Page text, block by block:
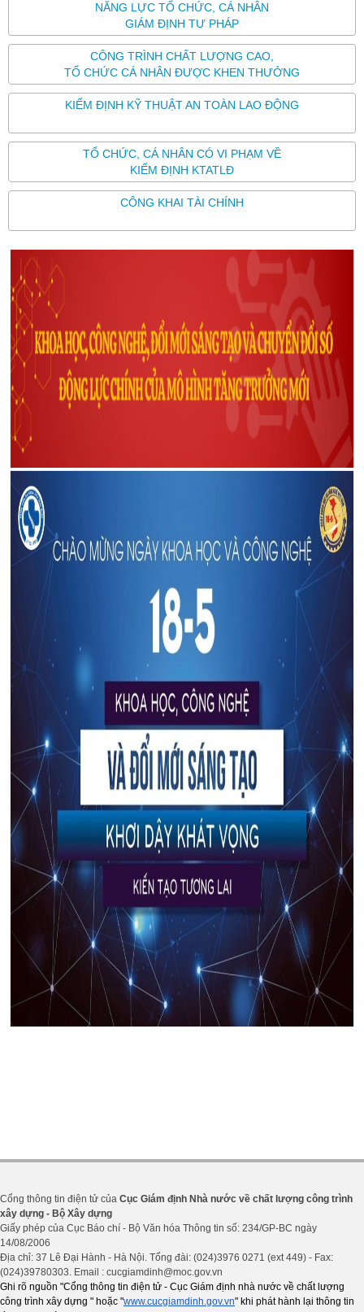
NĂNG LỰC TỔ CHỨC, CÁ NHÂN
GIÁM ĐỊNH TƯ PHÁP
CÔNG TRÌNH CHẤT LƯỢNG CAO,
TỔ CHỨC CÁ NHÂN ĐƯỢC KHEN THƯỞNG
KIỂM ĐỊNH KỸ THUẬT AN TOÀN LAO ĐỘNG
TỔ CHỨC, CÁ NHÂN CÓ VI PHẠM VỀ
KIỂM ĐỊNH KTATLĐ
CÔNG KHAI TÀI CHÍNH
Cổng thông tin điện tử của Cục Giám định Nhà nước về chất lượng công trình
xây dựng - Bộ Xây dựng
Giấy phép của Cục Báo chí - Bộ Văn hóa Thông tin số: 234/GP-BC ngày
14/08/2006
Địa chỉ: 37 Lê Đại Hành - Hà Nội. Tổng đài: (024)3976 0271 (ext 449) - Fax:
(024)39780303. Email : cucgiamdinh@moc.gov.vn
Ghi rõ nguồn "Cổng thông tin điện tử - Cục Giám định nhà nước về chất lượng
công trình xây dựng " hoặc "www.cucgiamdinh.gov.vn" khi phát hành lại thông tin